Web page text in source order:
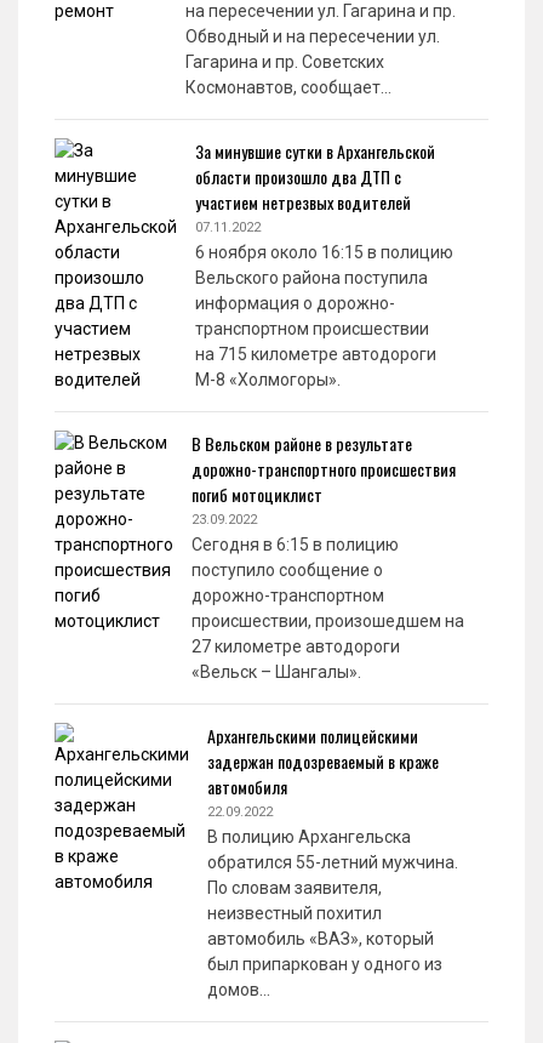
на пересечении ул. Гагарина и пр.
Обводный и на пересечении ул.
Гагарина и пр. Советских
Космонавтов, сообщает…
За минувшие сутки в Архангельской
области произошло два ДТП с
участием нетрезвых водителей
07.11.2022
6 ноября около 16:15 в полицию
Вельского района поступила
информация о дорожно-
транспортном происшествии
на 715 километре автодороги
М-8 «Холмогоры».
В Вельском районе в результате
дорожно-транспортного происшествия
погиб мотоциклист
23.09.2022
Сегодня в 6:15 в полицию
поступило сообщение о
дорожно-транспортном
происшествии, произошедшем на
27 километре автодороги
«Вельск – Шангалы».
Архангельскими полицейскими
задержан подозреваемый в краже
автомобиля
22.09.2022
В полицию Архангельска
обратился 55-летний мужчина.
По словам заявителя,
неизвестный похитил
автомобиль «ВАЗ», который
был припаркован у одного из
домов…